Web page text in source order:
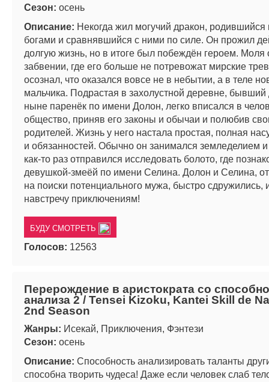
Сезон: осень
Описание: Некогда жил могучий дракон, родившийся
богами и сравнявшийся с ними по силе. Он прожил
долгую жизнь, но в итоге был побеждён героем. Моля
забвении, где его больше не потревожат мирские
осознал, что оказался вовсе не в небытии, а в теле
мальчика. Подрастая в захолустной деревне, бывший
ныне паренёк по имени Долон, легко вписался в
общество, приняв его законы и обычаи и полюбив
родителей. Жизнь у него настала простая, полная
и обязанностей. Обычно он занимался земледелием и
как-то раз отправился исследовать болото, где
девушкой-змеёй по имени Селина. Долон и Селина,
на поиски потенциального мужа, быстро сдружились,
навстречу приключениям!
БУДУ СМОТРЕТЬ
Голосов: 12563
Перерождение в аристократа со
анализа 2 / Tensei Kizoku, Kantei Skill de
2nd Season
Жанры: Исекай, Приключения, Фэнтези
Сезон: осень
Описание: Способность анализировать таланты
способна творить чудеса! Даже если человек слаб